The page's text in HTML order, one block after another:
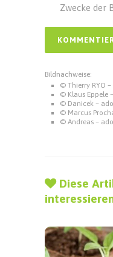
Zwecke der
Bildnachweise:
© Thierry RYO
© Klaus Eppele
© Danicek –
© Marcus
© Andreas –
Diese